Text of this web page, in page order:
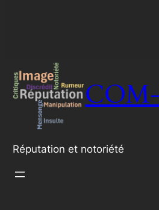
Réputation et notoriété